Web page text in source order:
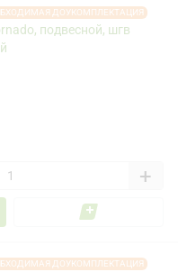
ДОУКОМПЛЕКТАЦИЯ
подвесной, шгв
+
ДОУКОМПЛЕКТАЦИЯ